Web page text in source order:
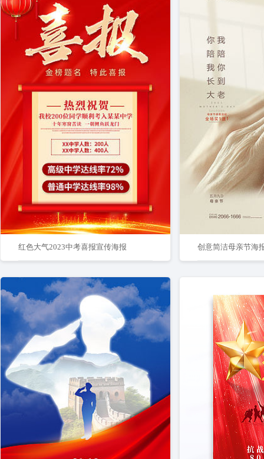
红色大气2023中考喜报宣传海报 创意简洁母亲节海